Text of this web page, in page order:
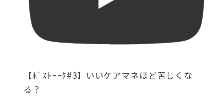
【ﾎﾞｽﾄｰｰｸ#3】いいケアマネほど苦しくな
る？